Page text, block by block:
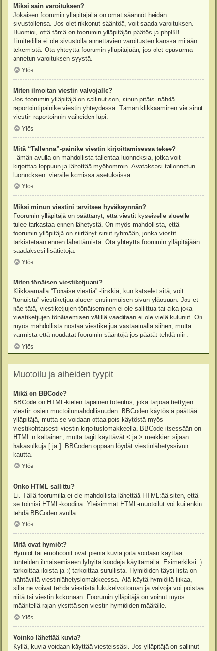
Miksi sain varoituksen?
Jokaisen foorumin ylläpitäjällä on omat säännöt heidän
sivustollensa. Jos olet rikkonut sääntöä, voit saada varoituksen.
Huomioi, että tämä on foorumin ylläpitäjän päätös ja phpBB
Limitedillä ei ole sivustolla annettavien varoitusten kanssa mitään
tekemistä. Ota yhteyttä foorumin ylläpitäjään, jos olet epävarma
annetun varoituksen syystä.
Ylös
Miten ilmoitan viestin valvojalle?
Jos foorumin ylläpitäjä on sallinut sen, sinun pitäisi nähdä
raportointipainike viestin yhteydessä. Tämän klikkaaminen vie sinut
viestin raportoinnin vaiheiden läpi.
Ylös
Mitä “Tallenna”-painike viestin kirjoittamisessa tekee?
Tämän avulla on mahdollista tallentaa luonnoksia, jotka voit
kirjoittaa loppuun ja lähettää myöhemmin. Avataksesi tallennetun
luonnoksen, vieraile komissa asetuksissa.
Ylös
Miksi minun viestini tarvitsee hyväksynnän?
Foorumin ylläpitäjä on päättänyt, että viestit kyseiselle alueelle
tulee tarkastaa ennen lähetystä. On myös mahdollista, että
foorumin ylläpitäjä on siirtänyt sinut ryhmään, jonka viestit
tarkistetaan ennen lähettämistä. Ota yhteyttä foorumin ylläpitäjään
saadaksesi lisätietoja.
Ylös
Miten tönäisen viestiketjuani?
Klikkaamalla “Tönaise viestiä” -linkkiä, kun katselet sitä, voit
“tönäistä” viestiketjua alueen ensimmäisen sivun yläosaan. Jos et
näe tätä, viestiketjujen tönäiseminen ei ole sallittua tai aika joka
viestiketjujen tönäisemisen välillä vaaditaan ei ole vielä kulunut. On
myös mahdollista nostaa viestiketjua vastaamalla siihen, mutta
varmista että noudatat foorumin sääntöjä jos päätät tehdä niin.
Ylös
Muotoilu ja aiheiden tyypit
Mikä on BBCode?
BBCode on HTML-kielen tapainen toteutus, joka tarjoaa tiettyjen
viestin osien muotoilumahdollisuuden. BBCoden käytöstä päättää
ylläpitäjä, mutta se voidaan ottaa pois käytöstä myös
viestikohtaisesti viestin kirjoituslomakkeella. BBCode itsessään on
HTML:n kaltainen, mutta tagit käyttävät < ja > merkkien sijaan
hakasulkuja [ ja ]. BBCoden oppaan löydät viestinlähetyssivun
kautta.
Ylös
Onko HTML sallittu?
Ei. Tällä foorumilla ei ole mahdollista lähettää HTML:ää siten, että
se toimisi HTML-koodina. Yleisimmät HTML-muotoilut voi kuitenkin
tehdä BBCoden avulla.
Ylös
Mitä ovat hymiöt?
Hymiöt tai emoticonit ovat pieniä kuvia joita voidaan käyttää
tunteiden ilmaisemiseen lyhyitä koodeja käyttämällä. Esimerkiksi :)
tarkoittaa iloista ja :( tarkoittaa surullista. Hymiöiden täysi lista on
nähtävillä viestinlähetyslomakkeessa. Älä käytä hymiöitä liikaa,
sillä ne voivat tehdä viestistä lukukelvottoman ja valvoja voi poistaa
niitä tai viestin kokonaan. Foorumin ylläpitäjä on voinut myös
määritellä rajan yksittäisen viestin hymiöiden määrälle.
Ylös
Voinko lähettää kuvia?
Kyllä, kuvia voidaan käyttää viesteissäsi. Jos ylläpitäjä on sallinut